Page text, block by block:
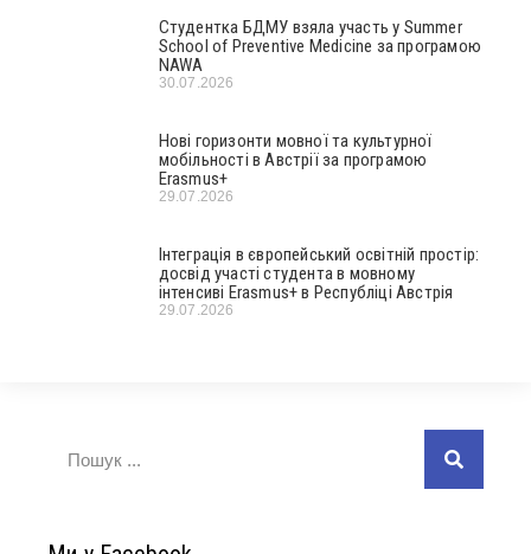
Студентка БДМУ взяла участь у Summer
School of Preventive Medicine за програмою
NAWA
30.07.2026
Нові горизонти мовної та культурної
мобільності в Австрії за програмою
Erasmus+
29.07.2026
Інтеграція в європейський освітній простір:
досвід участі студента в мовному
інтенсиві Erasmus+ в Республіці Австрія
29.07.2026